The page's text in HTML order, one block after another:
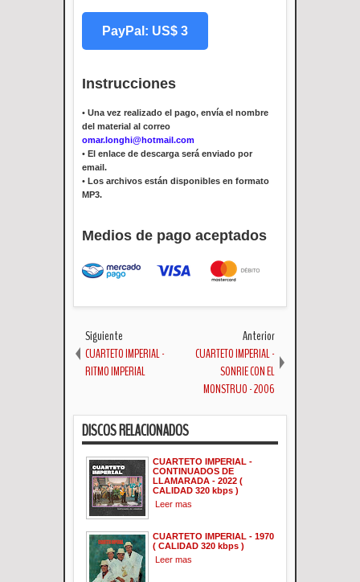
PayPal: US$ 3
Instrucciones
• Una vez realizado el pago, envía el nombre
del material al correo
omar.longhi@hotmail.com
• El enlace de descarga será enviado por
email.
• Los archivos están disponibles en formato
MP3.
Medios de pago aceptados
Siguiente
CUARTETO IMPERIAL -
RITMO IMPERIAL
Anterior
CUARTETO IMPERIAL -
SONRIE CON EL
MONSTRUO - 2006
DISCOS RELACIONADOS
CUARTETO IMPERIAL -
CONTINUADOS DE
LLAMARADA - 2022 (
CALIDAD 320 kbps )
Leer mas
CUARTETO IMPERIAL - 1970
( CALIDAD 320 kbps )
Leer mas